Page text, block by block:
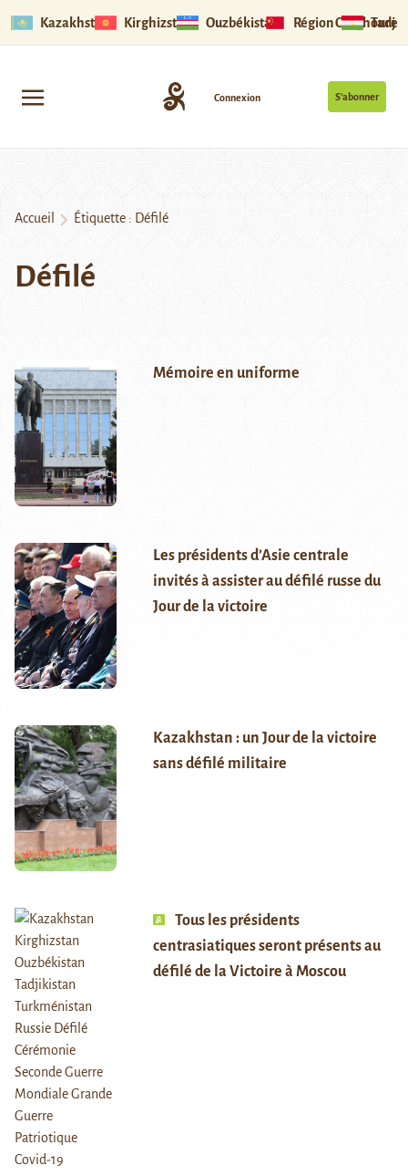
Kazakhstan Kirghizstan Ouzbékistan Région Ouïghoure
S’abonner
Connexion
Accueil Étiquette : Défilé
Défilé
Mémoire en uniforme
Les présidents d’Asie centrale
invités à assister au défilé russe du
Jour de la victoire
Kazakhstan : un Jour de la victoire
sans défilé militaire
Tous les présidents
centrasiatiques seront présents au
défilé de la Victoire à Moscou